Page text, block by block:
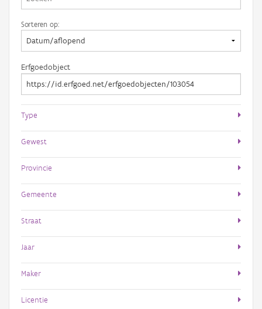
Sorteren op:
Erfgoedobject
Type
Gewest
Provincie
Gemeente
Straat
Jaar
Maker
Licentie